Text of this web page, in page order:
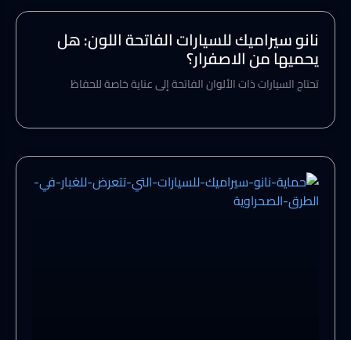
نانو سيراميك للسيارات الفاتحة اللون: هل
يحميها من الاصفرار؟
تحتاج السيارات ذات الألوان الفاتحة إلى عناية خاصة للحفاظ